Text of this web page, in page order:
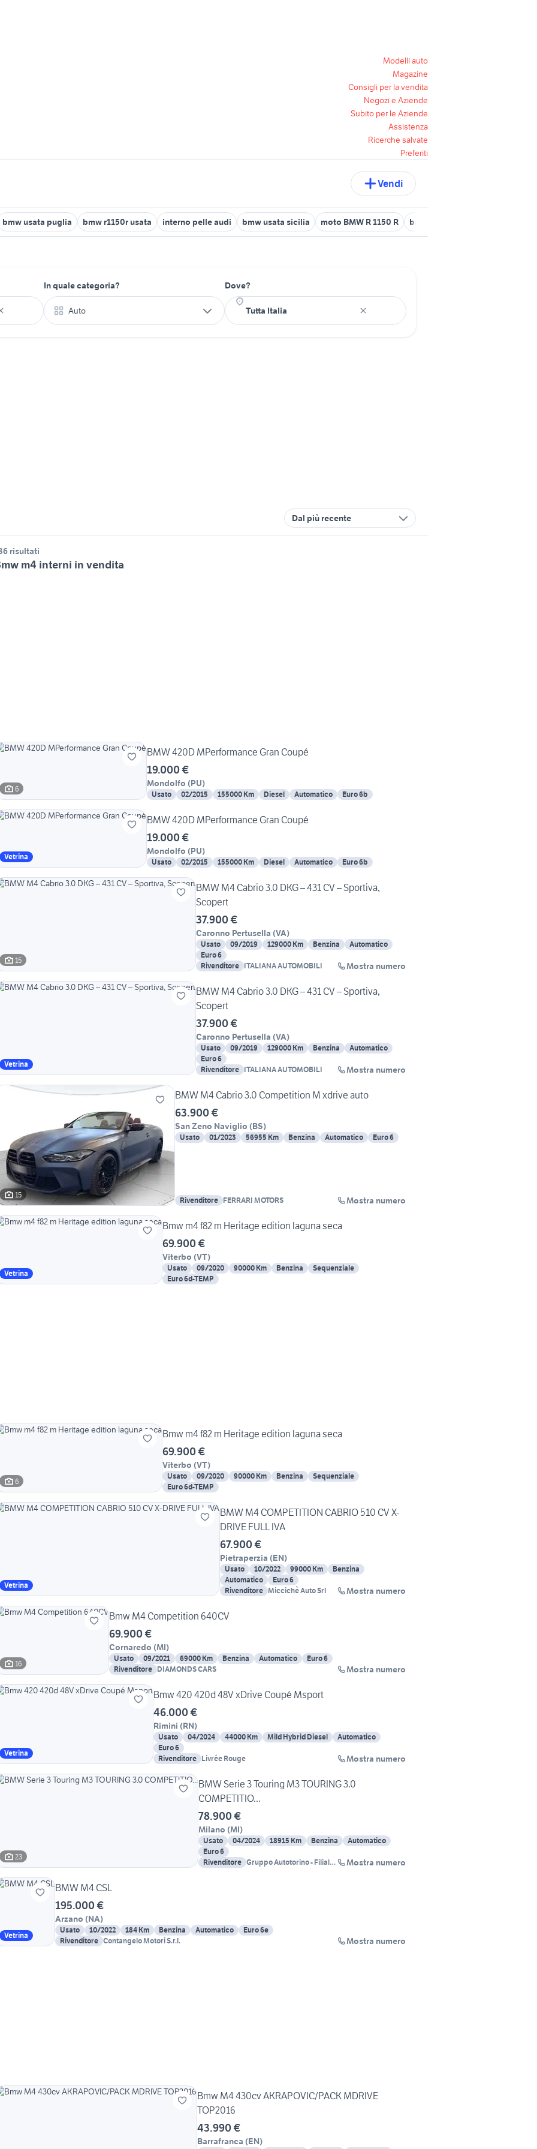
Modelli auto
Magazine
Consigli per la vendita
Negozi e Aziende
Subito per le Aziende
Assistenza
Ricerche salvate
Preferiti
Vendi
bmw usata puglia bmw r1150r usata interno pelle audi bmw usata sicilia moto BMW R 1150 R bmw 318d
In quale categoria?
Auto
Dove?
Dal più recente
risultati
m4 interni in vendita
6
BMW 420D MPerformance Gran Coupé
19.000 €
Mondolfo (PU)
Usato 02/2015 155000 Km Diesel Automatico Euro 6b
Vetrina
BMW 420D MPerformance Gran Coupé
19.000 €
Mondolfo (PU)
Usato 02/2015 155000 Km Diesel Automatico Euro 6b
15
BMW M4 Cabrio 3.0 DKG – 431 CV – Sportiva,
Scopert
37.900 €
Caronno Pertusella (VA)
Usato 09/2019 129000 Km Benzina
Automatico
Euro 6
Rivenditore ITALIANA AUTOMOBILI Mostra numero
Vetrina
BMW M4 Cabrio 3.0 DKG – 431 CV – Sportiva,
Scopert
37.900 €
Caronno Pertusella (VA)
Usato 09/2019 129000 Km Benzina
Automatico
Euro 6
Rivenditore ITALIANA AUTOMOBILI Mostra numero
15
BMW M4 Cabrio 3.0 Competition M xdrive auto
63.900 €
San Zeno Naviglio (BS)
Usato 01/2023 56955 Km Benzina Automatico Euro 6
Rivenditore FERRARI MOTORS Mostra numero
Vetrina
Bmw m4 f82 m Heritage edition laguna seca
69.900 €
Viterbo (VT)
Usato 09/2020 90000 Km Benzina
Sequenziale
Euro 6d-TEMP
6
Bmw m4 f82 m Heritage edition laguna seca
69.900 €
Viterbo (VT)
Usato 09/2020 90000 Km Benzina
Sequenziale
Euro 6d-TEMP
Vetrina
BMW M4 COMPETITION CABRIO 510 CV X-
DRIVE FULL IVA
67.900 €
Pietraperzia (EN)
Usato 10/2022 99000 Km
Benzina
Automatico
Euro 6
Rivenditore Miccichè Auto Srl Mostra numero
16
Bmw M4 Competition 640CV
69.900 €
Cornaredo (MI)
Usato 09/2021 69000 Km Benzina Automatico
Euro 6
Rivenditore DIAMONDS CARS Mostra numero
Vetrina
Bmw 420 420d 48V xDrive Coupé Msport
46.000 €
Rimini (RN)
Usato 04/2024 44000 Km Mild Hybrid Diesel
Automatico
Euro 6
Rivenditore Livrée Rouge Mostra numero
23
BMW Serie 3 Touring M3 TOURING 3.0
COMPETITIO...
78.900 €
Milano (MI)
Usato 04/2024 18915 Km Benzina
Automatico
Euro 6
Rivenditore Gruppo Autotorino - Filiale
Mostra numero
Vetrina
BMW M4 CSL
195.000 €
Arzano (NA)
Usato 10/2022 184 Km Benzina Automatico
Euro 6e
Rivenditore Contangelo Motori S.r.l. Mostra numero
Bmw M4 430cv AKRAPOVIC/PACK MDRIVE
TOP2016
43.990 €
Barrafranca (EN)